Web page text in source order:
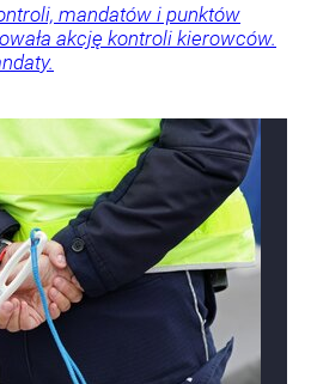
mandatów i punktów
akcję kontroli kierowców.